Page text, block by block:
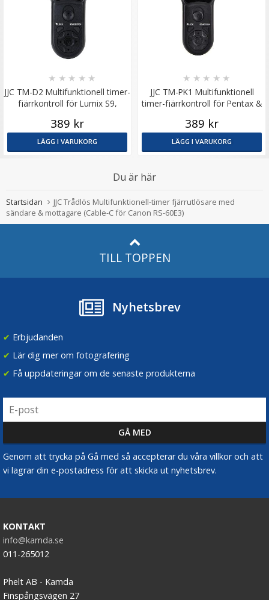
JJC TM-D2 Multifunktionell timer-
fjärrkontroll för Lumix S9,
★ ★ ★ ★ ★
389 kr
LÄGG I VARUKORG
JJC TM-PK1 Multifunktionell
timer-fjärrkontroll för Pentax &
★ ★ ★ ★ ★
389 kr
LÄGG I VARUKORG
Du är här
Startsidan
JJC Trådlös Multifunktionell-timer fjärrutlösare med
sändare & mottagare (Cable-C för Canon RS-60E3)
TILL TOPPEN
Nyhetsbrev
✔ Erbjudanden
✔ Lär dig mer om fotografering
✔ Få uppdateringar om de senaste produkterna
Genom att trycka på Gå med så accepterar du våra villkor och att
vi lagrar din e-postadress för att skicka ut nyhetsbrev.
KONTAKT
info@kamda.se
011-265012
Phelt AB - Kamda
Finspångsvägen 27